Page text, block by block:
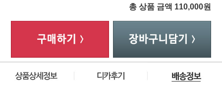
총 상품 금액 110,000원